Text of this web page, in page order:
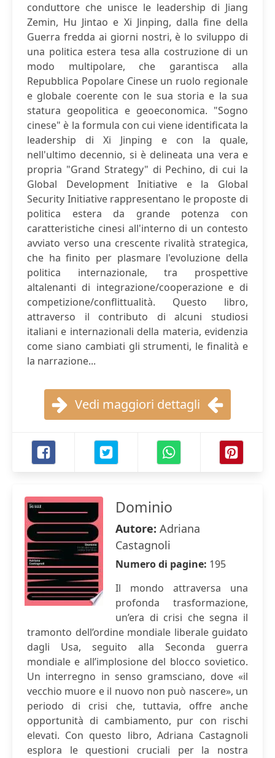
conduttore che unisce le leadership di Jiang
Zemin, Hu Jintao e Xi Jinping, dalla fine della
Guerra fredda ai giorni nostri, è lo sviluppo di
una politica estera tesa alla costruzione di un
modo multipolare, che garantisca alla
Repubblica Popolare Cinese un ruolo regionale
e globale coerente con le sua storia e la sua
statura geopolitica e geoeconomica. "Sogno
cinese" è la formula con cui viene identificata la
leadership di Xi Jinping e con la quale,
nell'ultimo decennio, si è delineata una vera e
propria "Grand Strategy" di Pechino, di cui la
Global Development Initiative e la Global
Security Initiative rappresentano le proposte di
politica estera da grande potenza con
caratteristiche cinesi all'interno di un contesto
avviato verso una crescente rivalità strategica,
che ha finito per plasmare l'evoluzione della
politica internazionale, tra prospettive
altalenanti di integrazione/cooperazione e di
competizione/conflittualità. Questo libro,
attraverso il contributo di alcuni studiosi
italiani e internazionali della materia, evidenzia
come siano cambiati gli strumenti, le finalità e
la narrazione...
Vedi maggiori dettagli
Dominio
Autore: Adriana
Castagnoli
Numero di pagine: 195
Il mondo attraversa una
profonda trasformazione,
un’era di crisi che segna il
tramonto dell’ordine mondiale liberale guidato
dagli Usa, seguito alla Seconda guerra
mondiale e all’implosione del blocco sovietico.
Un interregno in senso gramsciano, dove «il
vecchio muore e il nuovo non può nascere», un
periodo di crisi che, tuttavia, offre anche
opportunità di cambiamento, pur con rischi
elevati. Con questo libro, Adriana Castagnoli
esplora le questioni cruciali per la nostra